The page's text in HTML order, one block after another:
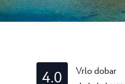
4.0 Vrlo dobar